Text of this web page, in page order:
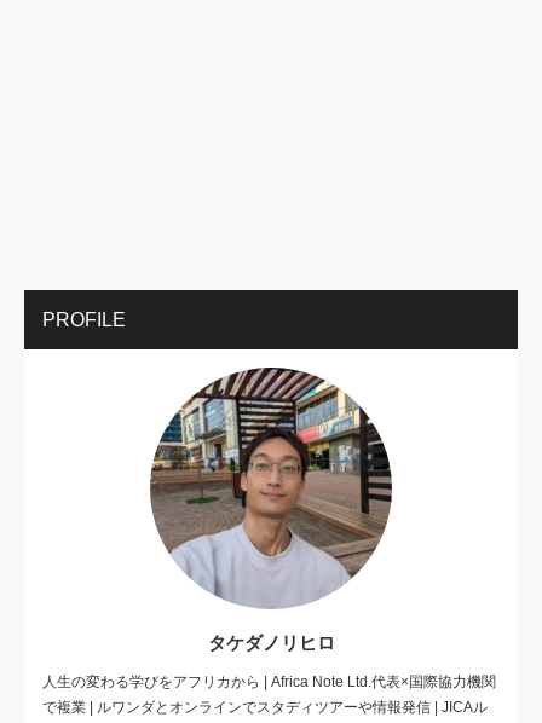
PROFILE
タケダノリヒロ
人生の変わる学びをアフリカから | Africa Note Ltd.代表×国際協力機関
で複業 | ルワンダとオンラインでスタディツアーや情報発信 | JICAル